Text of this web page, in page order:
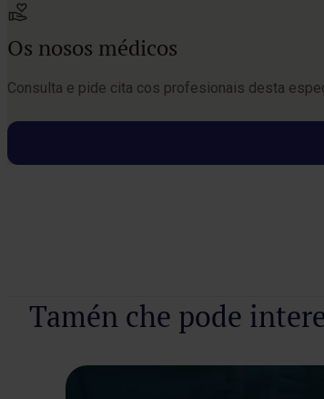
Os nosos médicos
Consulta e pide cita cos profesionais desta
Pide unha cita
Tamén che pode